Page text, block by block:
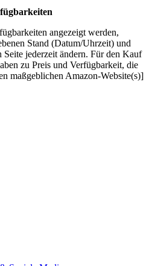
angezeigt werden,
Stand (Datum/Uhrzeit) und
jederzeit ändern. Für den Kauf
zu Preis und Verfügbarkeit, die
maßgeblichen Amazon-Website(s)]